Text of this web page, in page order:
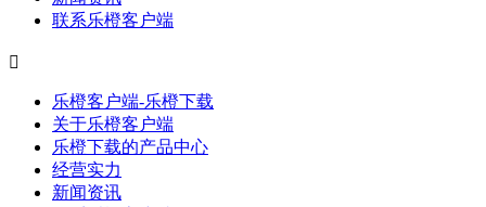
联系乐橙客户端

乐橙客户端-乐橙下载
关于乐橙客户端
乐橙下载的产品中心
经营实力
新闻资讯